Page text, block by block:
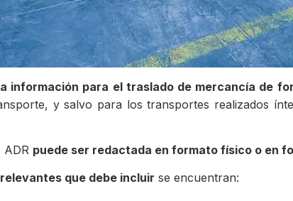
información para el traslado de mercancía de
y salvo para los transportes realizados
ADR puede ser redactada en formato físico o en
que debe incluir se encuentran: